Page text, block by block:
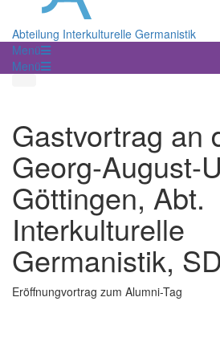
Abteilung Interkulturelle Germanistik
Menü
Menü
Gastvortrag an
Georg-August-
Göttingen, Abt.
Interkulturelle
Germanistik,
Eröffnungvortrag zum Alumni-Tag